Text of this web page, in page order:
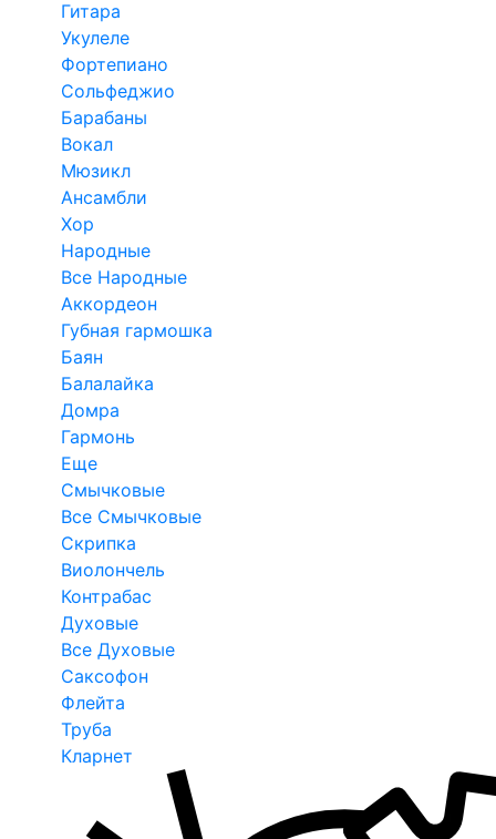
Гитара
Укулеле
Фортепиано
Сольфеджио
Барабаны
Вокал
Мюзикл
Ансамбли
Хор
Народные
Все Народные
Аккордеон
Губная гармошка
Баян
Балалайка
Домра
Гармонь
Еще
Смычковые
Все Смычковые
Скрипка
Виолончель
Контрабас
Духовые
Все Духовые
Саксофон
Флейта
Труба
Кларнет